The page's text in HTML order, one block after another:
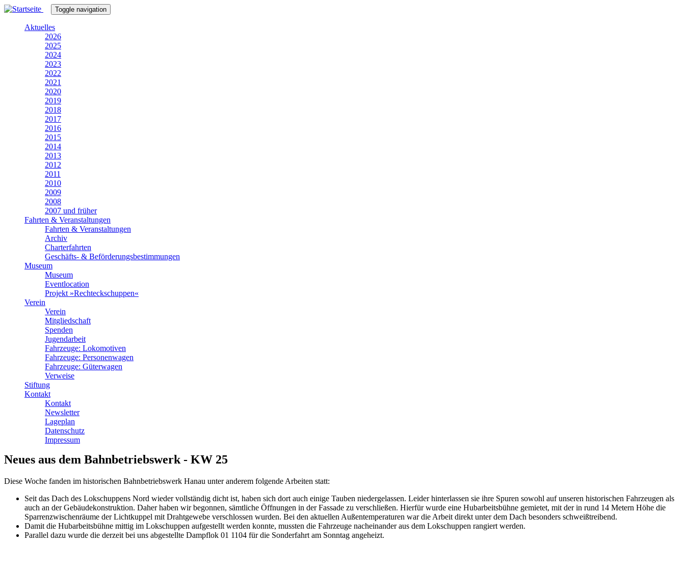
Direkt
Toggle navigation
Aktuelles
2026
2025
2024
2023
2022
2021
2020
2019
2018
2017
2016
2015
2014
2013
2012
2011
2010
2009
2008
2007 und früher
Fahrten & Veranstaltungen
Fahrten & Veranstaltungen
Archiv
Charterfahrten
Geschäfts- & Beförderungsbestimmungen
Museum
Museum
Eventlocation
Projekt »Rechteckschuppen«
Verein
Verein
Mitgliedschaft
Spenden
Jugendarbeit
Fahrzeuge: Lokomotiven
Fahrzeuge: Personenwagen
Fahrzeuge: Güterwagen
Verweise
Stiftung
Kontakt
Kontakt
Newsletter
Lageplan
Datenschutz
Impressum
Neues aus dem Bahnbetriebswerk - KW 25
Diese Woche fanden im historischen Bahnbetriebswerk Hanau unter anderem folgende Arbeiten statt:
Seit das Dach des Lokschuppens Nord wieder vollständig dicht ist, haben sich dort auch einige Tauben niedergelassen. Leider hinterlassen sie ihre Spuren sowohl auf unseren historischen Fahrzeugen als
auch an der Gebäudekonstruktion. Daher haben wir begonnen, sämtliche Öffnungen in der Fassade zu verschließen. Hierfür wurde eine Hubarbeitsbühne gemietet, mit der in rund 14 Metern Höhe die
Sparrenzwischenräume der Lichtkuppel mit Drahtgewebe verschlossen wurden. Bei den aktuellen Außentemperaturen war die Arbeit direkt unter dem Dach besonders schweißtreibend.
Damit die Hubarbeitsbühne mittig im Lokschuppen aufgestellt werden konnte, mussten die Fahrzeuge nacheinander aus dem Lokschuppen rangiert werden.
Parallel dazu wurde die derzeit bei uns abgestellte Dampflok 01 1104 für die Sonderfahrt am Sonntag angeheizt.